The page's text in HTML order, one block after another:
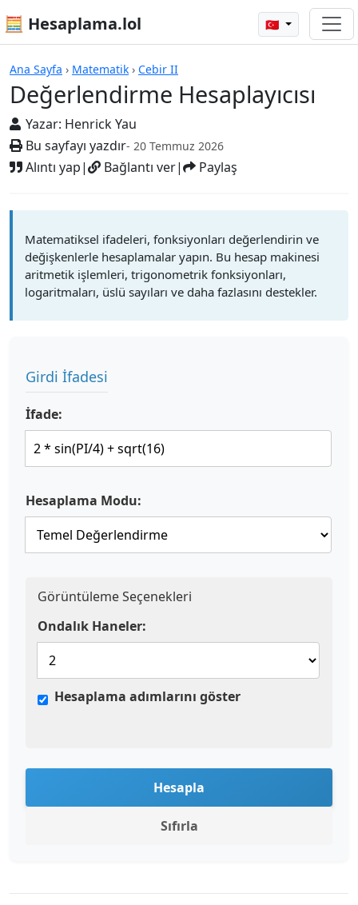
🧮 Hesaplama.lol 🇹🇷
Ana Sayfa › Matematik › Cebir II
Değerlendirme Hesaplayıcısı
Yazar: Henrick Yau
Bu sayfayı yazdır- 20 Temmuz 2026
Alıntı yap| Bağlantı ver| Paylaş
Hesap Makineleri
Matematiksel ifadeleri, fonksiyonları değerlendirin ve
değişkenlerle hesaplamalar yapın. Bu hesap makinesi
aritmetik işlemleri, trigonometrik fonksiyonları,
logaritmaları, üslü sayıları ve daha fazlasını destekler.
Girdi İfadesi
İfade:
Hesaplama Modu:
Görüntüleme Seçenekleri
Ondalık Haneler:
Hesaplama adımlarını göster
Hesapla
Sıfırla